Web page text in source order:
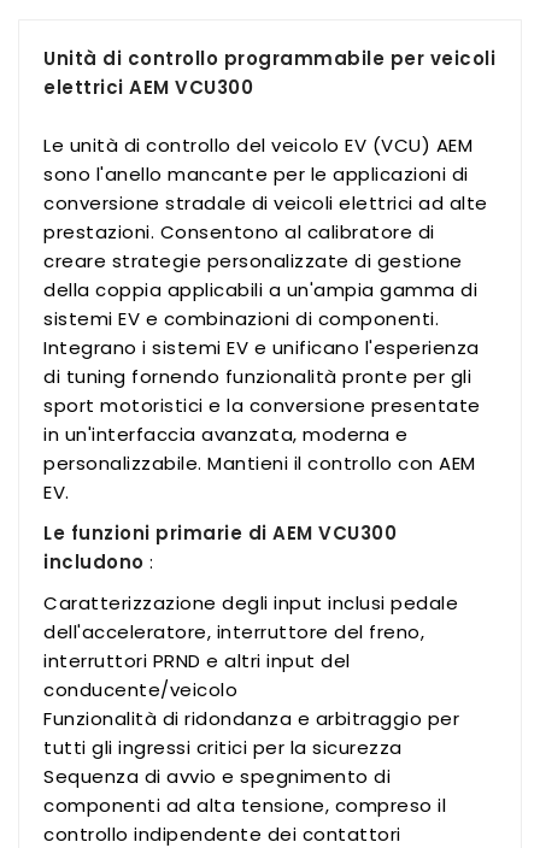
Unità di controllo programmabile per veicoli
elettrici AEM VCU300
Le unità di controllo del veicolo EV (VCU) AEM
sono l'anello mancante per le applicazioni di
conversione stradale di veicoli elettrici ad alte
prestazioni. Consentono al calibratore di
creare strategie personalizzate di gestione
della coppia applicabili a un'ampia gamma di
sistemi EV e combinazioni di componenti.
Integrano i sistemi EV e unificano l'esperienza
di tuning fornendo funzionalità pronte per gli
sport motoristici e la conversione presentate
in un'interfaccia avanzata, moderna e
personalizzabile. Mantieni il controllo con AEM
EV.
Le funzioni primarie di AEM VCU300
includono :
Caratterizzazione degli input inclusi pedale
dell'acceleratore, interruttore del freno,
interruttori PRND e altri input del
conducente/veicolo
Funzionalità di ridondanza e arbitraggio per
tutti gli ingressi critici per la sicurezza
Sequenza di avvio e spegnimento di
componenti ad alta tensione, compreso il
controllo indipendente dei contattori